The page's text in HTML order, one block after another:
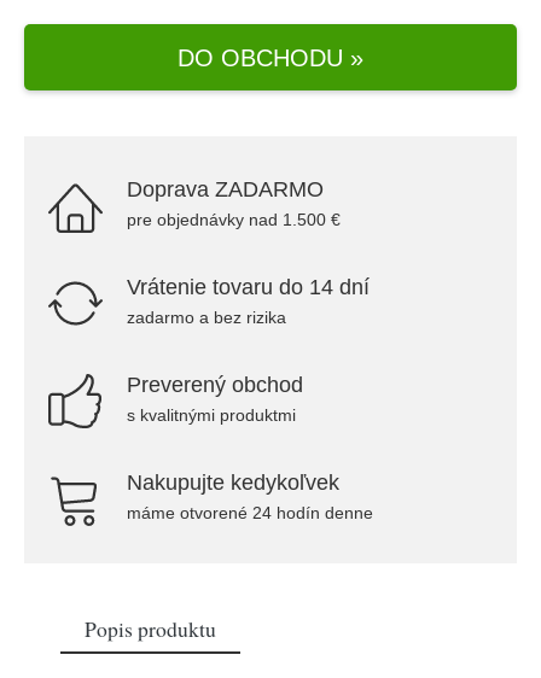
DO OBCHODU »
Doprava ZADARMO
pre objednávky nad 1.500 €
Vrátenie tovaru do 14 dní
zadarmo a bez rizika
Preverený obchod
s kvalitnými produktmi
Nakupujte kedykoľvek
máme otvorené 24 hodín denne
Popis produktu